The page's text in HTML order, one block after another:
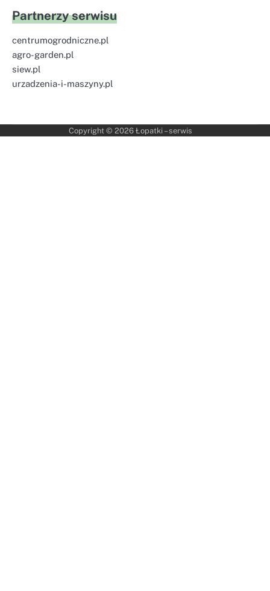
Partnerzy serwisu
centrumogrodniczne.pl
agro-garden.pl
siew.pl
urzadzenia-i-maszyny.pl
Copyright © 2026 Łopatki – serwis